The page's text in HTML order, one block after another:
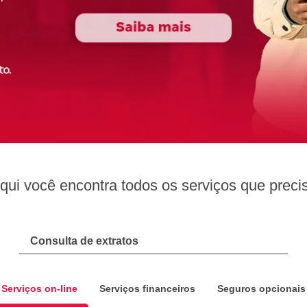
você encontra todos os serviços que
Serviços on-line Serviços financeiros Seguros opcionais